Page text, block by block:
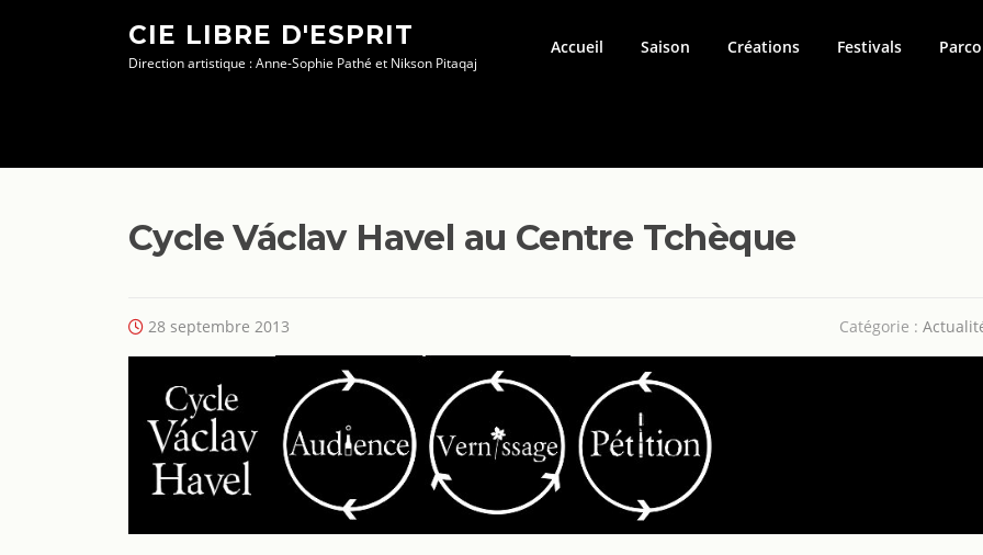
CIE LIBRE D'ESPRIT
Direction artistique : Anne-Sophie Pathé et Nikson Pitaqaj
Accueil Saison Créations Festivals
Cycle Václav Havel au Centre Tchèque
28 septembre 2013 Catégorie :